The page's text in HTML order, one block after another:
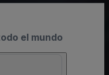
el mundo